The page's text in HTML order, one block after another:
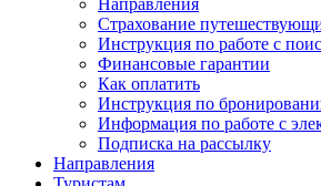
Направления
Страхование
Инструкция по работе с
Финансовые гарантии
Как оплатить
Инструкция по
Информация по работе с
Подписка на рассылку
Направления